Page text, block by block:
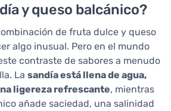
y queso balcánico?
de fruta dulce y queso
algo inusual. Pero en el mundo
contraste de sabores a menudo
La sandía está llena de agua,
ligereza refrescante, mientras
añade saciedad, una salinidad